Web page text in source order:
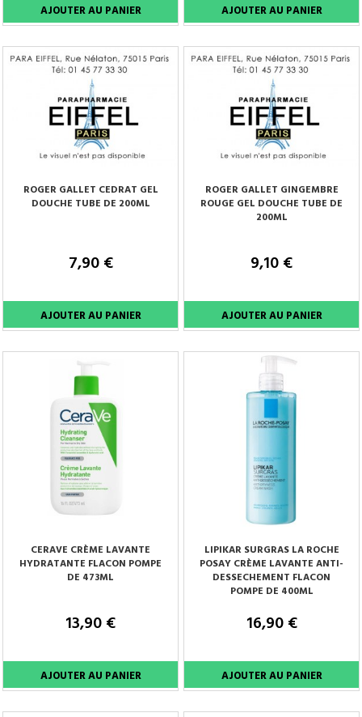
ROGER GALLET CEDRAT GEL
DOUCHE TUBE DE 200ML
7,90 €
ROGER GALLET GINGEMBRE
ROUGE GEL DOUCHE TUBE DE
200ML
9,10 €
CERAVE CRÈME LAVANTE
HYDRATANTE FLACON POMPE
DE 473ML
13,90 €
LIPIKAR SURGRAS LA ROCHE
POSAY CRÈME LAVANTE ANTI-
DESSECHEMENT FLACON
POMPE DE 400ML
16,90 €